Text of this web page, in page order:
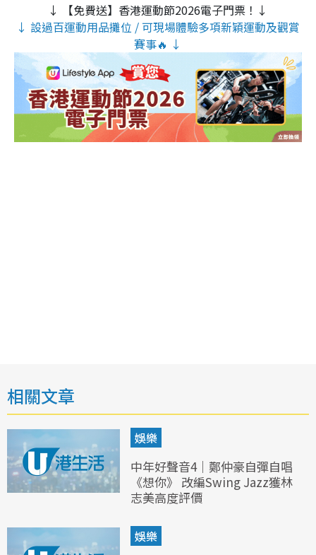
↓ 【免費送】香港運動節2026電子門票！↓
↓ 設過百運動用品攤位 / 可現場體驗多項新穎運動及觀賞
賽事🔥 ↓
相關文章
娛樂
中年好聲音4｜鄭仲豪自彈自唱
《想你》 改編Swing Jazz獲林
志美高度評價
娛樂